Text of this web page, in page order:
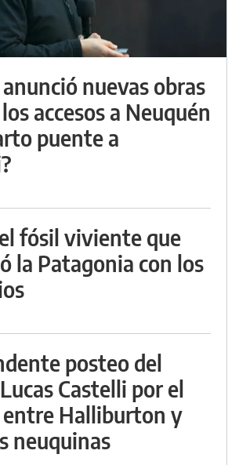
nuevas obras
accesos a Neuquén
puente a
fósil viviente que
la Patagonia con los
posteo del
Castelli por el
Halliburton y
neuquinas